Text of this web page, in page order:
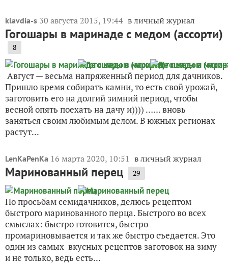
klavdia-s 30 августа 2015, 19:44 в личный журнал
Гогошары в маринаде с медом (ассорти)
8
Август — весьма напряженный период для дачников.
Пришло время собирать камни, то есть свой урожай,
заготовить его на долгий зимний период, чтобы
весной опять поехать на дачу и)))) …… вновь
заняться своим любимым делом. В южных регионах
растут...
LenKaPenKa 16 марта 2020, 10:51 в личный журнал
Маринованный перец 29
По просьбам семидачников, делюсь рецептом
быстрого маринованного перца. Быстрого во всех
смыслах: быстро готовится, быстро
промариновывается и так же быстро съедается. Это
один из самых вкусных рецептов заготовок на зиму
и не только, ведь есть...